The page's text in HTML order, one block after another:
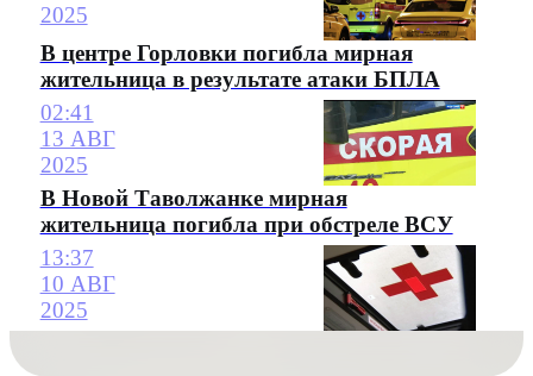
2025
В центре Горловки погибла мирная
жительница в результате атаки БПЛА
02:41
13 АВГ
2025
В Новой Таволжанке мирная
жительница погибла при обстреле ВСУ
13:37
10 АВГ
2025